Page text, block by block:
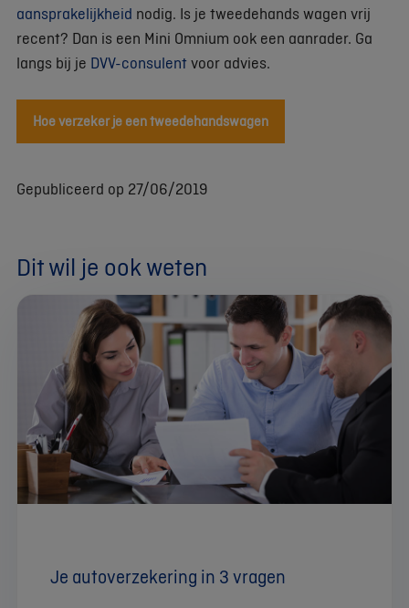
aansprakelijkheid nodig. Is je tweedehands wagen vrij
recent? Dan is een Mini Omnium ook een aanrader. Ga
langs bij je DVV-consulentvoor advies.
Hoe verzeker je een tweedehandswagen
Gepubliceerd op 27/06/2019
Dit wil je ook weten
Je autoverzekering in 3 vragen